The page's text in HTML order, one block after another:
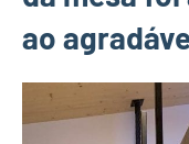
ao